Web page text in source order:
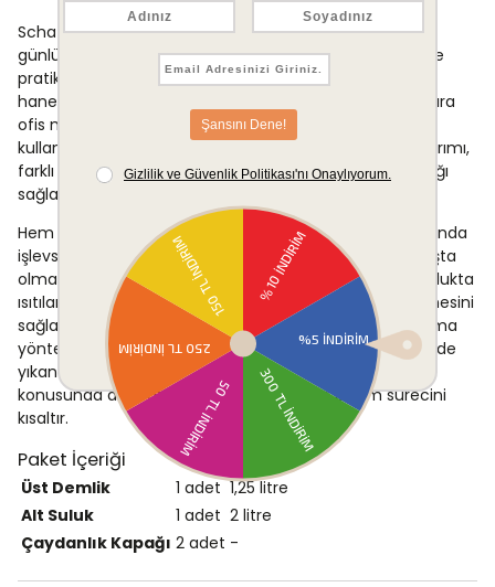
Schafer Tea Chef Çaydanlık Takımı, ev mutfaklarında
günlük çay hazırlığı için uygundur. Kompakt boyutları ve
pratik kapasitesi sayesinde küçük ve orta büyüklükteki
haneler için işlevsel bir seçenek oluşturur. Bunun yanı sıra
ofis mutfaklarında çay servisi amacıyla da rahatlıkla
kullanılabilir. Isıya dayanıklı saplar ve güvenli kapak tasarımı,
farklı kullanıcı profillerine hitap eden bir kullanım kolaylığı
sağlar.
Hem misafir ağırlamada hem de gündelik çay molalarında
işlevselliğini koruyan bu çaydanlık takımı, gaz ocağı başta
olmak üzere uyumlu ocak türlerinde kullanılabilir. Alt sulukta
ısıtılan su buharı aracılığıyla üst demlikte çay demlenmesini
sağlayan klasik çift katlı sistem, geleneksel çay hazırlama
yöntemine uygun bir kullanım sunar. Bulaşık makinesinde
yıkanabilir özelliği, yoğun kullanım sonrasında temizlik
konusunda da pratik bir çözüm sağlar ve bakım sürecini
kısaltır.
Paket İçeriği
Üst Demlik 1 adet 1,25 litre
Alt Suluk
1 adet 2 litre
Çaydanlık Kapağı 2 adet -